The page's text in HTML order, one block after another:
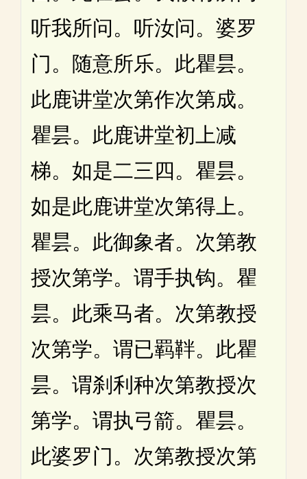
听我所问。听汝问。婆罗
门。随意所乐。此瞿昙。
此鹿讲堂次第作次第成。
瞿昙。此鹿讲堂初上减
梯。如是二三四。瞿昙。
如是此鹿讲堂次第得上。
瞿昙。此御象者。次第教
授次第学。谓手执钩。瞿
昙。此乘马者。次第教授
次第学。谓已羁靽。此瞿
昙。谓刹利种次第教授次
第学。谓执弓箭。瞿昙。
此婆罗门。次第教授次第